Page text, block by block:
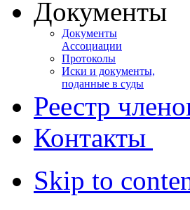
Документы
Документы
Ассоциации
Протоколы
Иски и документы,
поданные в суды
Реестр
Контакты
Skip to